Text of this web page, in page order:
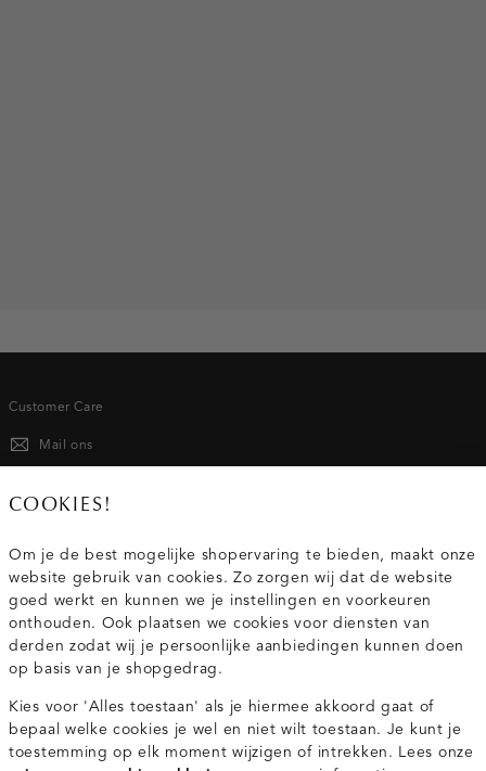
Customer Care
Mail ons
020 - 3412 667
Service
Wij zijn Costes
Topcategorieën voor jou
COOKIES!
Om je de best mogelijke shopervaring te bieden, maakt onze
website gebruik van cookies. Zo zorgen wij dat de website
goed werkt en kunnen we je instellingen en voorkeuren
onthouden. Ook plaatsen we cookies voor diensten van
derden zodat wij je persoonlijke aanbiedingen kunnen doen
op basis van je shopgedrag.
Kies voor 'Alles toestaan' als je hiermee akkoord gaat of
bepaal welke cookies je wel en niet wilt toestaan. Je kunt je
toestemming op elk moment wijzigen of intrekken. Lees onze